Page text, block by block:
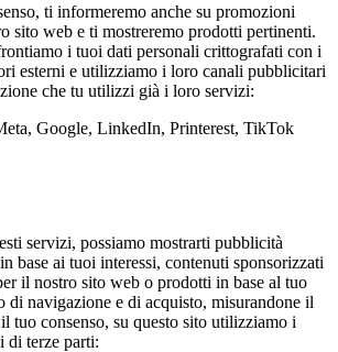
ti informeremo anche su promozioni
sito web e ti mostreremo prodotti pertinenti.
i tuoi dati personali crittografati con i
esterni e utilizziamo i loro canali pubblicitari
che tu utilizzi già i loro servizi:
Google, LinkedIn, Printerest, TikTok
servizi, possiamo mostrarti pubblicità
base ai tuoi interessi, contenuti sponsorizzati
il nostro sito web o prodotti in base al tuo
di navigazione e di acquisto, misurandone il
tuo consenso, su questo sito utilizziamo i
di terze parti: